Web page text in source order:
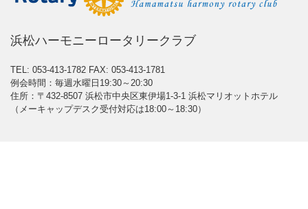
浜松ハーモニーロータリークラブ
TEL: 053-413-1782 FAX: 053-413-1781
例会時間：毎週水曜日19:30～20:30
住所：〒432-8507 浜松市中央区東伊場1-3-1 浜松マリオットホテル
（メーキャップデスク受付対応は18:00～18:30）